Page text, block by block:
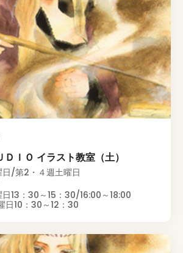
ＤＩＯ イラスト教室（土）
日/第2・４週土曜日
日13：30～15：30/16:00～18:00
日10：30～12：30